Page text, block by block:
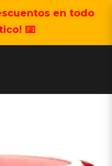
en todo
⌨️